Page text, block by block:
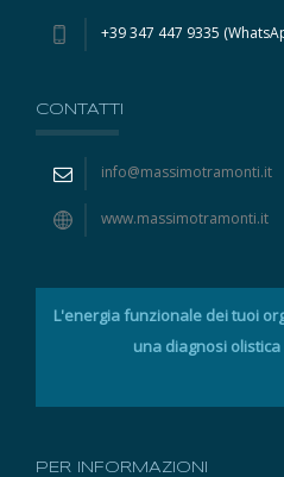
+39 347 447 9335
CONTATTI
info@massimotramonti.it
www.massimotramonti.it
L'energia funzionale dei tuoi
una diagnosi
PER INFORMAZIONI